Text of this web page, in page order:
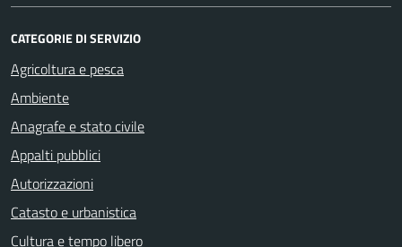
CATEGORIE DI SERVIZIO
Agricoltura e pesca
Ambiente
Anagrafe e stato civile
Appalti pubblici
Autorizzazioni
Catasto e urbanistica
Cultura e tempo libero